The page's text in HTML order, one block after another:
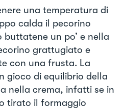
una temperatura di
calda il pecorino
un po’ e nella
grattugiato e
con una frusta. La
gioco di equilibrio della
nella crema, infatti se in
tirato il formaggio